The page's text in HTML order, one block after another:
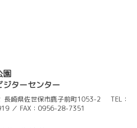
園
ジターセンター
長崎県佐世保市鹿子前町1053-2
TEL：
／ FAX：0956-28-7351